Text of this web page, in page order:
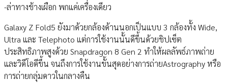
-ล่าทางช้างเผือก พกแค่เครื่องเดียว
Galaxy Z Fold5 ยังมาด้วยกล้องด้านนอกเป็นแบบ 3 กล้องทั้ง Wide,
Ultra และ Telephoto แต่การใช้งานนั้นดีขึ้นด้วยชิปเซ็ต
ประสิทธิภาพสูงด้วย Snapdragon 8 Gen 2 ทำให้ผลลัพธ์ภาพถ่าย
และวิดีโอดีขึ้น จนถึงการใช้งานขั้นสุดอย่างการถ่ายAstrography หรือ
การถ่ายกลุ่มดาวในกลางคืน